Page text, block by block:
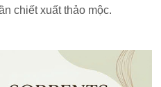
chiết xuất thảo mộc.